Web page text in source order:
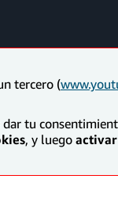
tercero (
tu
, y luego activar